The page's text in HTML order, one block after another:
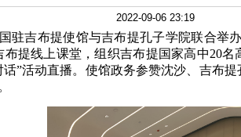
2022-09-06 23:19
国驻吉布提使馆与吉布提孔子学院联合
布提线上课堂，组织吉布提国家高中20
话”活动直播。使馆政务参赞沈沙、吉布